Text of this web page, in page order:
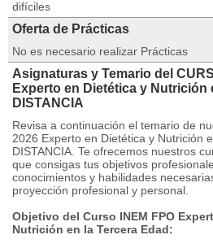
difíciles
Oferta de Prácticas
No es necesario realizar Prácticas
Asignaturas y Temario del
Experto en Dietética y Nutrición
DISTANCIA
Revisa a continuación el temario de
2026 Experto en Dietética y Nutrición
DISTANCIA. Te ofrecemos nuestros
que consigas tus objetivos
conocimientos y habilidades
proyección profesional y personal.
Objetivo del Curso INEM FPO
Nutrición en la Tercera Edad: